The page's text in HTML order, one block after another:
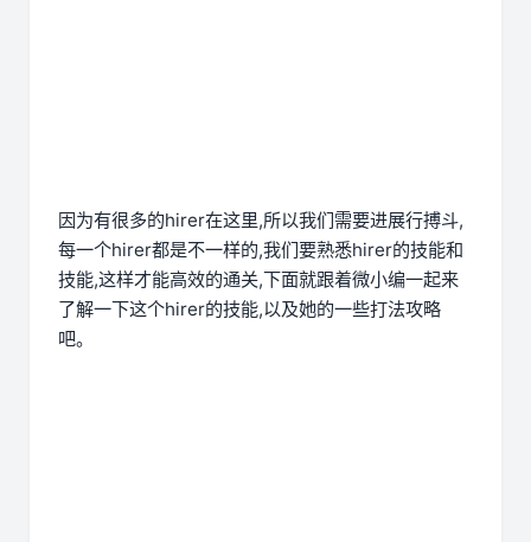
因为有很多的hirer在这里,所以我们需要进展行搏斗,
每一个hirer都是不一样的,我们要熟悉hirer的技能和
技能,这样才能高效的通关,下面就跟着微小编一起来
了解一下这个hirer的技能,以及她的一些打法攻略
吧。